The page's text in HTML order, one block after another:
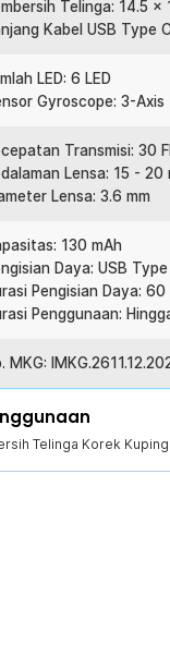
aplikasi
menjadi
ini dilengkapi 5 buah
di dalam telinga.
keluarga dengan
penuh, alat
daya habis, cukup
pembelian produk
Telinga Korek Kuping
Telinga: 14.5 x
Kabel USB Type
LED: 6 LED
Gyroscope: 3-Axis
Transmisi: 30
Lensa: 15 - 20
Lensa: 3.6 mm
130 mAh
Daya: USB Type
Pengisian Daya:
Penggunaan:
MKG:
Telinga Korek